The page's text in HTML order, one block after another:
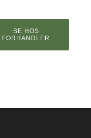
SE HOS
FORHANDLER